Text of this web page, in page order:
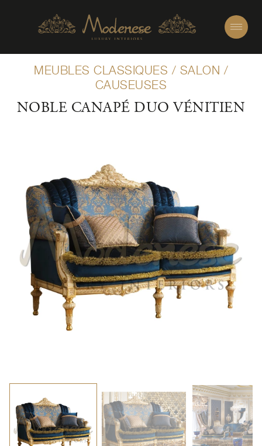
MEUBLES CLASSIQUES / SALON /
CAUSEUSES
NOBLE CANAPÉ DUO VÉNITIEN